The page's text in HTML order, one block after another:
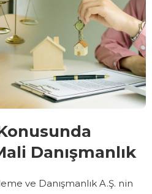
Danışmanlık
ve Danışmanlık A.Ş. nin